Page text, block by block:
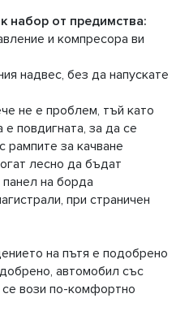
набор от предимства:
и компресора ви
надвес, без да напускате
не е проблем, тъй като
повдигната, за да се
рампите за качване
лесно да бъдат
на борда
при страничен
на пътя е подобрено
автомобил със
се вози по-комфортно